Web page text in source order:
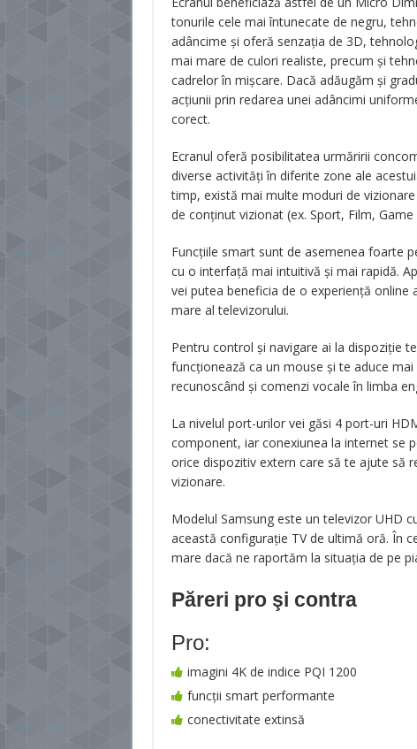
tonurile cele mai întunecate de negru,
adâncime și oferă senzația de 3D,
mai mare de culori realiste, precum și
cadrelor în mișcare. Dacă adăugăm și
acțiunii prin redarea unei adâncimi
corect.
Ecranul oferă posibilitatea urmăririi
diverse activități în diferite zone ale
timp, există mai multe moduri de
de conținut vizionat (ex. Sport, Film, Game
Funcțiile smart sunt de asemenea foarte
cu o interfață mai intuitivă și mai rapidă.
vei putea beneficia de o experiență online
mare al televizorului.
Pentru control și navigare ai la dispoziție
funcționează ca un mouse și te aduce
recunoscând și comenzi vocale în limba
La nivelul port-urilor vei găsi 4 port-uri
component, iar conexiunea la internet se
orice dispozitiv extern care să te ajute să
vizionare.
Modelul Samsung este un televizor UHD
această configurație TV de ultimă oră. În
mare dacă ne raportăm la situația de pe
Păreri pro şi contra
Pro:
imagini 4K de indice PQI 1200
funcții smart performante
conectivitate extinsă